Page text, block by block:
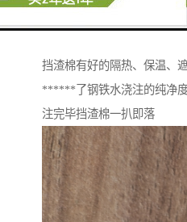
挡渣棉有好的隔热、保温、
******了钢铁水浇注的纯净
注完毕挡渣棉一扒即落